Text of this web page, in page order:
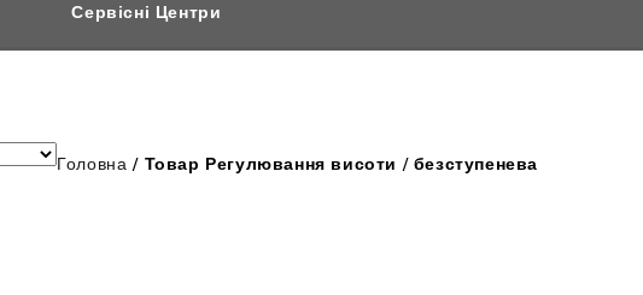
Сервісні Центри
Головна / Товар Регулювання висоти / безступенева